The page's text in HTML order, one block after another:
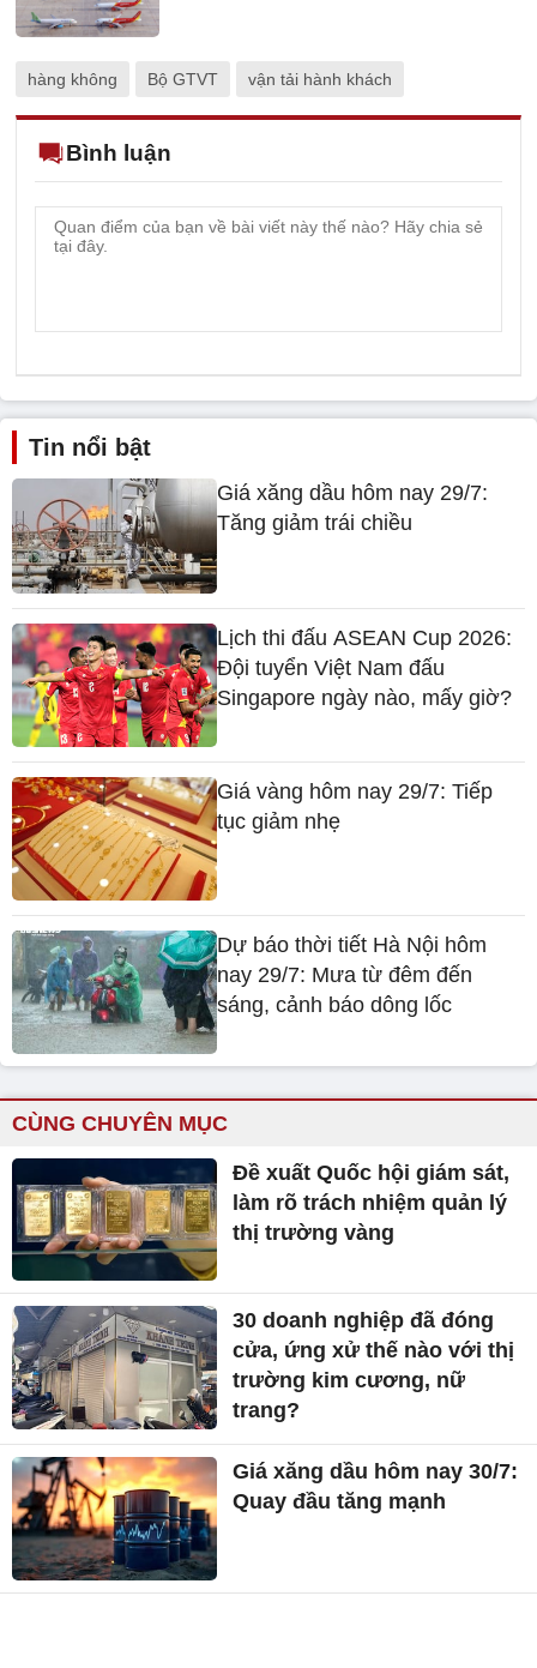
hàng không Bộ GTVT vận tải hành khách
Bình luận
Tin nổi bật
Giá xăng dầu hôm nay 29/7:
Tăng giảm trái chiều
Lịch thi đấu ASEAN Cup 2026:
Đội tuyển Việt Nam đấu
Singapore ngày nào, mấy giờ?
Giá vàng hôm nay 29/7: Tiếp
tục giảm nhẹ
Dự báo thời tiết Hà Nội hôm
nay 29/7: Mưa từ đêm đến
sáng, cảnh báo dông lốc
CÙNG CHUYÊN MỤC
Đề xuất Quốc hội giám sát,
làm rõ trách nhiệm quản lý
thị trường vàng
30 doanh nghiệp đã đóng
cửa, ứng xử thế nào với thị
trường kim cương, nữ
trang?
Giá xăng dầu hôm nay 30/7:
Quay đầu tăng mạnh